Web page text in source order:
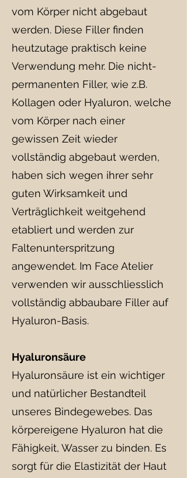
vom Körper nicht abgebaut
werden. Diese Filler finden
heutzutage praktisch keine
Verwendung mehr. Die nicht-
permanenten Filler, wie z.B.
Kollagen oder Hyaluron, welche
vom Körper nach einer
gewissen Zeit wieder
vollständig abgebaut werden,
haben sich wegen ihrer sehr
guten Wirksamkeit und
Verträglichkeit weitgehend
etabliert und werden zur
Faltenunterspritzung
angewendet. Im Face Atelier
verwenden wir ausschliesslich
vollständig abbaubare Filler auf
Hyaluron-Basis.
Hyaluronsäure
Hyaluronsäure ist ein wichtiger
und natürlicher Bestandteil
unseres Bindegewebes. Das
körpereigene Hyaluron hat die
Fähigkeit, Wasser zu binden. Es
sorgt für die Elastizität der Haut